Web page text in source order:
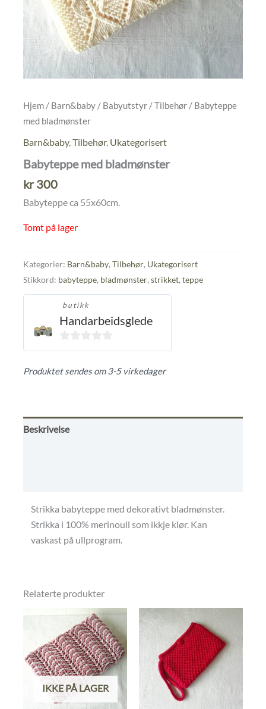
Hjem / Barn&baby / Babyutstyr /Tilbehør / Babyteppe
med bladmønster
Barn&baby, Tilbehør, Ukategorisert
Babyteppe med bladmønster
kr300
Babyteppe ca 55x60cm.
Tomt på lager
Kategorier: Barn&baby, Tilbehør, Ukategorisert
Stikkord: babyteppe, bladmønster, strikket, teppe
butikk
Handarbeidsglede
0
Produktet sendes om 3-5 virkedager
Beskrivelse
Strikka babyteppe med dekorativt bladmønster.
Strikka i 100% merinoull som ikkje klør. Kan
vaskast på ullprogram.
Relaterte produkter
IKKE PÅ LAGER